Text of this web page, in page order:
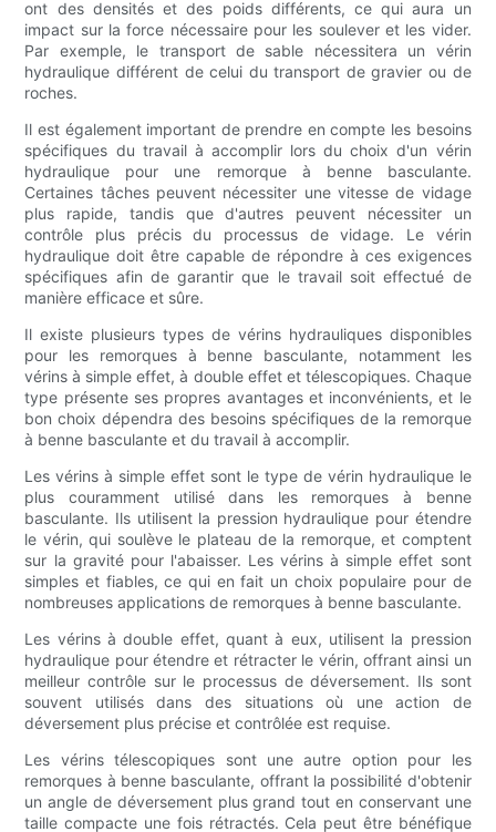
ont des densités et des poids différents, ce qui aura un
impact sur la force nécessaire pour les soulever et les vider.
Par exemple, le transport de sable nécessitera un vérin
hydraulique différent de celui du transport de gravier ou de
roches.
Il est également important de prendre en compte les besoins
spécifiques du travail à accomplir lors du choix d'un vérin
hydraulique pour une remorque à benne basculante.
Certaines tâches peuvent nécessiter une vitesse de vidage
plus rapide, tandis que d'autres peuvent nécessiter un
contrôle plus précis du processus de vidage. Le vérin
hydraulique doit être capable de répondre à ces exigences
spécifiques afin de garantir que le travail soit effectué de
manière efficace et sûre.
Il existe plusieurs types de vérins hydrauliques disponibles
pour les remorques à benne basculante, notamment les
vérins à simple effet, à double effet et télescopiques. Chaque
type présente ses propres avantages et inconvénients, et le
bon choix dépendra des besoins spécifiques de la remorque
à benne basculante et du travail à accomplir.
Les vérins à simple effet sont le type de vérin hydraulique le
plus couramment utilisé dans les remorques à benne
basculante. Ils utilisent la pression hydraulique pour étendre
le vérin, qui soulève le plateau de la remorque, et comptent
sur la gravité pour l'abaisser. Les vérins à simple effet sont
simples et fiables, ce qui en fait un choix populaire pour de
nombreuses applications de remorques à benne basculante.
Les vérins à double effet, quant à eux, utilisent la pression
hydraulique pour étendre et rétracter le vérin, offrant ainsi un
meilleur contrôle sur le processus de déversement. Ils sont
souvent utilisés dans des situations où une action de
déversement plus précise et contrôlée est requise.
Les vérins télescopiques sont une autre option pour les
remorques à benne basculante, offrant la possibilité d'obtenir
un angle de déversement plus grand tout en conservant une
taille compacte une fois rétractés. Cela peut être bénéfique